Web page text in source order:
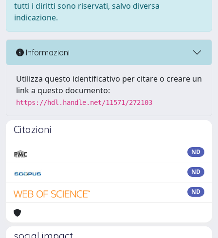
tutti i diritti sono riservati, salvo diversa
indicazione.
Informazioni
Utilizza questo identificativo per citare o creare un
link a questo documento:
https://hdl.handle.net/11571/272103
Citazioni
ND
ND
ND